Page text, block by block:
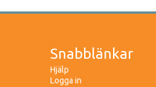
Snabblänkar
Hjälp
Logga in